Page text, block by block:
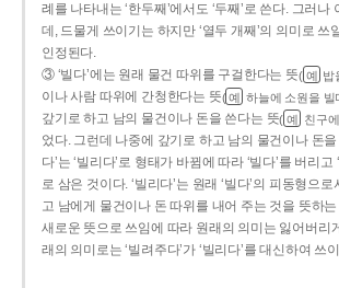
례를 나타내는 ‘한두째’에서도 ‘두째’로 쓴다. 그러나
데, 드물게 쓰이기는 하지만 ‘열두 개째’의 의미로 쓰
인정된다.
③ ‘빌다’에는 원래 물건 따위를 구걸한다는 뜻( 예 밥
이나 사람 따위에 간청한다는 뜻( 예 하늘에 소원을 빌
갚기로 하고 남의 물건이나 돈을 쓴다는 뜻( 예 친구
었다. 그런데 나중에 갚기로 하고 남의 물건이나 돈을
다’는 ‘빌리다’로 형태가 바뀜에 따라 ‘빌다’를 버리고
로 삼은 것이다. ‘빌리다’는 원래 ‘빌다’의 피동형으
고 남에게 물건이나 돈 따위를 내어 주는 것을 뜻하
새로운 뜻으로 쓰임에 따라 원래의 의미는 잃어버리
래의 의미로는 ‘빌려주다’가 ‘빌리다’를 대신하여 쓰